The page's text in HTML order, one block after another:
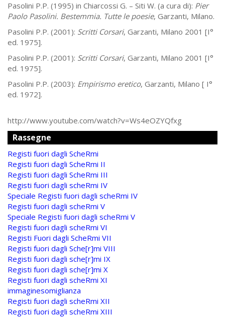
Pasolini P.P. (1995) in Chiarcossi G. – Siti W. (a cura di): Pier
Paolo Pasolini. Bestemmia. Tutte le poesie, Garzanti, Milano.
Pasolini P.P. (2001): Scritti Corsari, Garzanti, Milano 2001 [I°
ed. 1975].
Pasolini P.P. (2001): Scritti Corsari, Garzanti, Milano 2001 [I°
ed. 1975].
Pasolini P.P. (2003): Empirismo eretico, Garzanti, Milano [ I°
ed. 1972].
http://www.youtube.com/watch?v=Ws4eOZYQfxg
Rassegne
Registi fuori dagli ScheRmi
Registi fuori dagli ScheRmi II
Registi fuori dagli ScheRmi III
Registi fuori dagli scheRmi IV
Speciale Registi fuori dagli scheRmi IV
Registi fuori dagli scheRmi V
Speciale Registi fuori dagli scheRmi V
Registi fuori dagli scheRmi VI
Registi Fuori dagli ScheRmi VII
Registi fuori dagli Sche[r]mi VIII
Registi fuori dagli sche[r]mi IX
Registi fuori dagli sche[r]mi X
Registi fuori dagli scheRmi XI
immaginesomiglianza
Registi fuori dagli scheRmi XII
Registi fuori dagli scheRmi XIII